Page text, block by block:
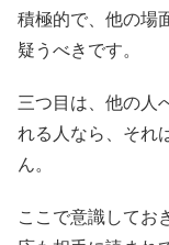
積極的で、他の場
疑うべきです。
三つ目は、他の人
れる人なら、それ
ん。
ここで意識してお